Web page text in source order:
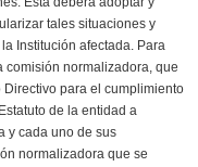
tales situaciones y
Institución afectada. Para
normalizadora, que
para el cumplimiento
de la entidad a
y cada uno de sus
normalizadora que se